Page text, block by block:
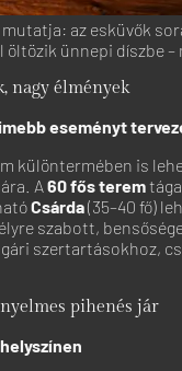
az esküvők
ünnepi díszbe –
nagy élmények
eseményt
különtermében is
A60 fős terem
Csárda(35–40 fő)
szabott,
szertartásokhoz,
pihenés jár